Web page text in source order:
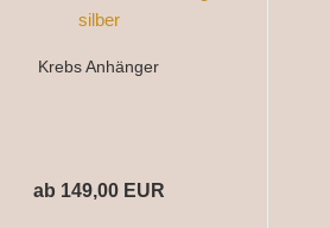
Krebs Anhänger
ab 149,00 EUR